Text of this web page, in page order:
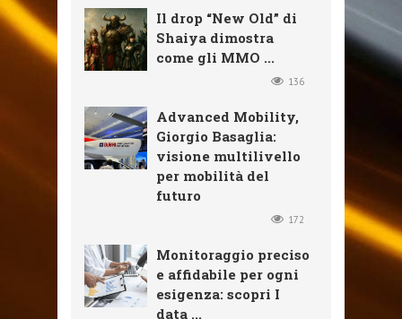
Il drop “New Old” di
Shaiya dimostra
come gli MMO ...
136
Advanced Mobility,
Giorgio Basaglia:
visione multilivello
per mobilità del
futuro
172
Monitoraggio preciso
e affidabile per ogni
esigenza: scopri I
data ...